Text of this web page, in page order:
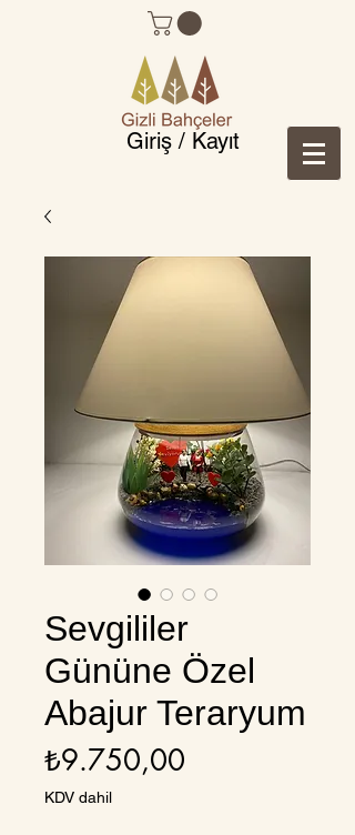
Giriş / Kayıt
Sevgililer
Gününe Özel
Abajur Teraryum
₺9.750,00
KDV dahil